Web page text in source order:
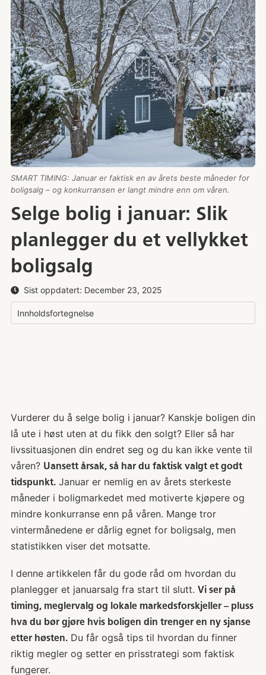
SMART TIMING: Januar er faktisk en av årets beste måneder for
boligsalg – og konkurransen er langt mindre enn om våren.
Selge bolig i januar: Slik
planlegger du et vellykket
boligsalg
Sist oppdatert: December 23, 2025
Innholdsfortegnelse
Vurderer du å selge bolig i januar? Kanskje boligen din
lå ute i høst uten at du fikk den solgt? Eller så har
livssituasjonen din endret seg og du kan ikke vente til
våren? Uansett årsak, så har du faktisk valgt et godt
tidspunkt.Januar er nemlig en av årets sterkeste
måneder i boligmarkedet med motiverte kjøpere og
mindre konkurranse enn på våren. Mange tror
vintermånedene er dårlig egnet for boligsalg, men
statistikken viser det motsatte.
I denne artikkelen får du gode råd om hvordan du
planlegger et januarsalg fra start til slutt. Vi ser på
timing, meglervalg og lokale markedsforskjeller – pluss
hva du bør gjøre hvis boligen din trenger en ny sjanse
etter høsten.Du får også tips til hvordan du finner
riktig megler og setter en prisstrategi som faktisk
fungerer.